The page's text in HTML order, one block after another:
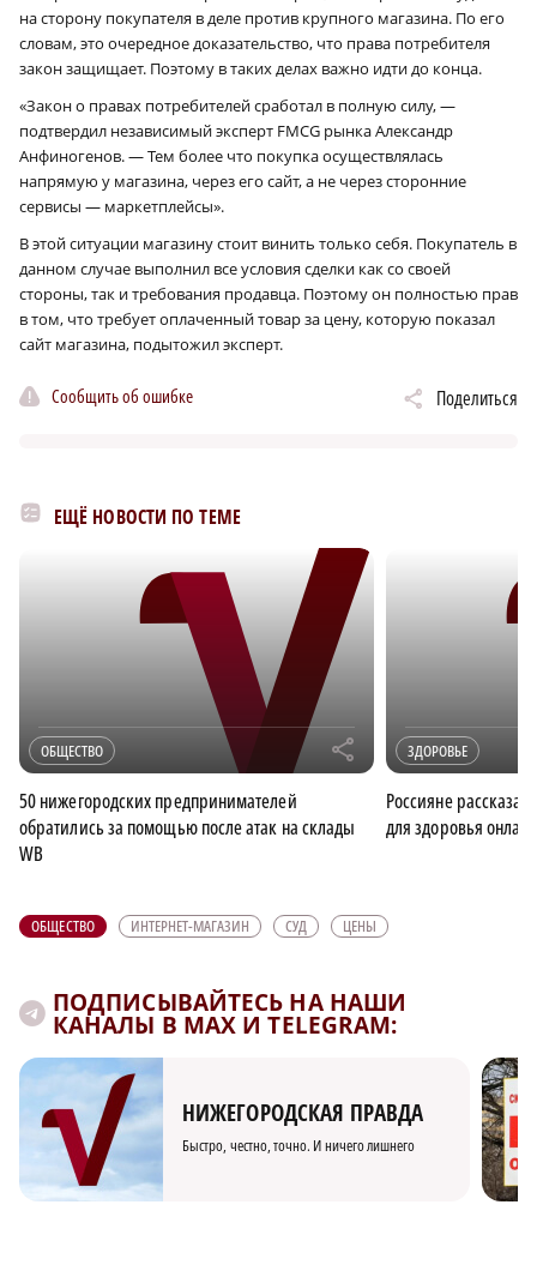
на сторону покупателя в деле против крупного магазина. По его
словам, это очередное доказательство, что права потребителя
закон защищает. Поэтому в таких делах важно идти до конца.
«Закон о правах потребителей сработал в полную силу, —
подтвердил независимый эксперт FMCG рынка Александр
Анфиногенов. — Тем более что покупка осуществлялась
напрямую у магазина, через его сайт, а не через сторонние
сервисы — маркетплейсы».
В этой ситуации магазину стоит винить только себя. Покупатель в
данном случае выполнил все условия сделки как со своей
стороны, так и требования продавца. Поэтому он полностью прав
в том, что требует оплаченный товар за цену, которую показал
сайт магазина, подытожил эксперт.
Сообщить об ошибке Поделиться
ЕЩЁ НОВОСТИ ПО ТЕМЕ
ОБЩЕСТВО r
50 нижегородских предпринимателей
обратились за помощью после атак на склады
WB
ЗДОРОВЬЕ
Россияне
для здоровья
ОБЩЕСТВО ИНТЕРНЕТ-МАГАЗИН СУД ЦЕНЫ
ПОДПИСЫВАЙТЕСЬ НА НАШИ
КАНАЛЫ В MAX И TELEGRAM:
НИЖЕГОРОДСКАЯ ПРАВДА
Быстро, честно, точно. И ничего лишнего